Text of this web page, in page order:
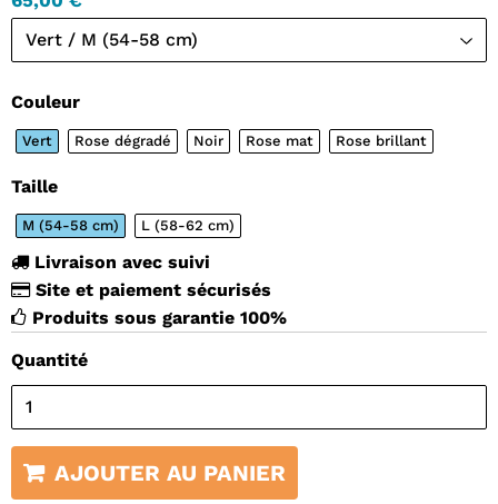
Couleur
Vert Rose dégradé Noir Rose mat Rose brillant
Taille
M (54-58 cm) L (58-62 cm)
Livraison avec suivi
Site et paiement sécurisés
Produits sous garantie 100%
Quantité
AJOUTER AU PANIER